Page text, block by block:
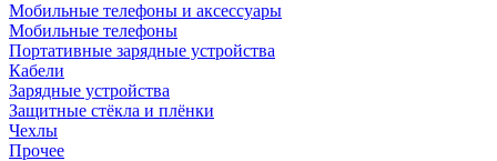
Мобильные телефоны и аксессуары
Мобильные телефоны
Портативные зарядные устройства
Кабели
Зарядные устройства
Защитные стёкла и плёнки
Чехлы
Прочее